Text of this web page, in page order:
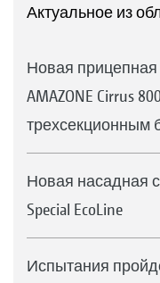
Актуальное из
Новая
AMAZONE Cirrus
трехсекционным
Новая насадная
Special EcoLine
Испытания